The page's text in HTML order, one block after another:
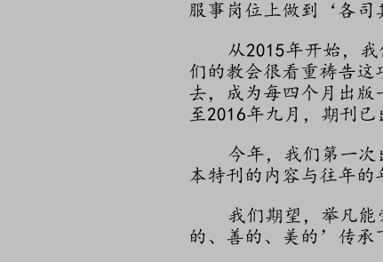
服事岗位上做到‘各司
从2015年开始，我
们的教会很看重祷告这
去，成为每四个月出版
至2016年九月，期刊已
今年，我们第一次出
本特刊的内容与往年的
我们期望，举凡能荣
的、善的、美的’传承